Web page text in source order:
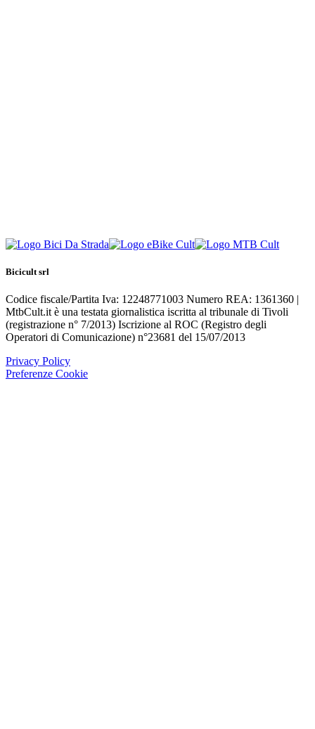
Bicicult srl
Codice fiscale/Partita Iva: 12248771003 Numero REA: 1361360 |
MtbCult.it è una testata giornalistica iscritta al tribunale di Tivoli
(registrazione n° 7/2013) Iscrizione al ROC (Registro degli
Operatori di Comunicazione) n°23681 del 15/07/2013
Privacy Policy
Preferenze Cookie